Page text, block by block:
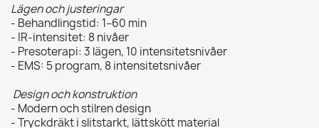
Lägen och justeringar
- Behandlingstid: 1–60 min
- IR‑intensitet: 8 nivåer
- Presoterapi: 3 lägen, 10 intensitetsnivåer
- EMS: 5 program, 8 intensitetsnivåer
Design och konstruktion
- Modern och stilren design
- Tryckdräkt i slitstarkt, lättskött material